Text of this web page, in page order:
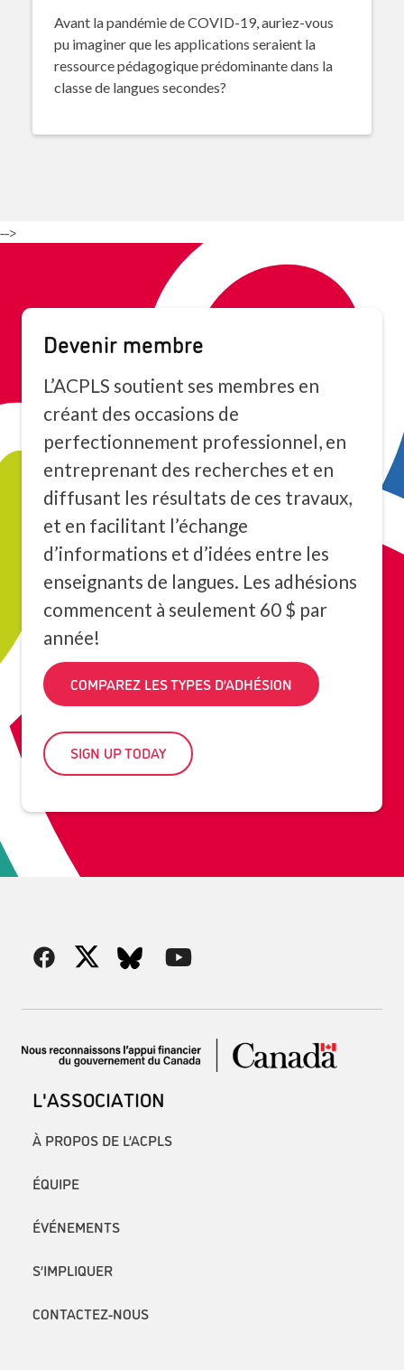
Avant la pandémie de COVID-19, auriez-vous
pu imaginer que les applications seraient la
ressource pédagogique prédominante dans la
classe de langues secondes?
-->
Devenir membre
L’ACPLS soutient ses membres en
créant des occasions de
perfectionnement professionnel, en
entreprenant des recherches et en
diffusant les résultats de ces travaux,
et en facilitant l’échange
d’informations et d’idées entre les
enseignants de langues. Les adhésions
commencent à seulement 60 $ par
année!
COMPAREZ LES TYPES D’ADHÉSION
SIGN UP TODAY
L'ASSOCIATION
À PROPOS DE L’ACPLS
ÉQUIPE
ÉVÉNEMENTS
S’IMPLIQUER
CONTACTEZ-NOUS